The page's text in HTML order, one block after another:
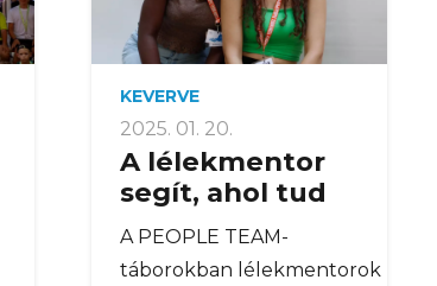
KEVERVE
2025. 01. 20.
A lélekmentor
segít, ahol tud
A PEOPLE TEAM-
táborokban lélekmentorok